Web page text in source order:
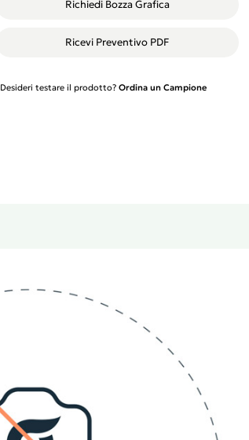
Richiedi Bozza Grafica
Ricevi Preventivo PDF
Desideri testare il prodotto? Ordina un Campione